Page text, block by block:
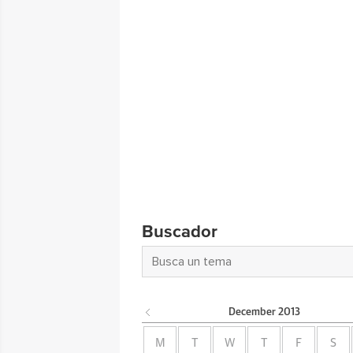
Buscador
December 2013
M W F S